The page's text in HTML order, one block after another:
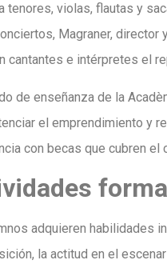
tenores, violas, flautas y
Magraner,
cantantes e intérpretes el
de enseñanza de la
el emprendimiento y
con becas que cubren
adquieren habilidades
la actitud en el